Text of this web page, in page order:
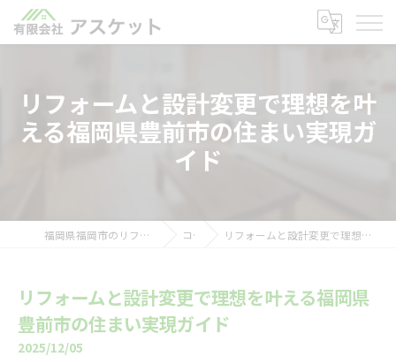
リフォームと設計変更で理想を叶
える福岡県豊前市の住まい実現ガ
イド
福岡県福岡市のリフォームなら有限会社アスケット コラム リフォームと設計変更で理想を叶える福岡県豊前市の住まい実現ガイド
リフォームと設計変更で理想を叶える福岡県
豊前市の住まい実現ガイド
2025/12/05